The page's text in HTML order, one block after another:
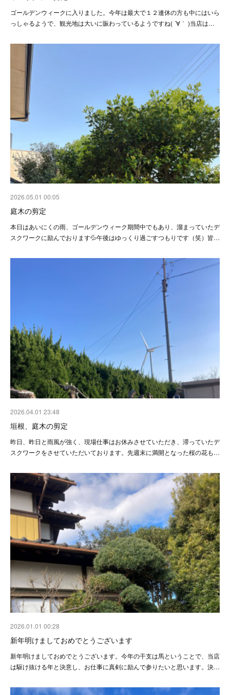
ゴールデンウィークに入りました。今年は最大で１２連休の方も中にはいら
っしゃるようで、観光地は大いに賑わっているようですね( ´∀｀ )当店は…
2026.05.01 00:05
庭木の剪定
本日はあいにくの雨、ゴールデンウィーク期間中でもあり、溜まっていたデ
スクワークに励んでおります💦午後はゆっくり過ごすつもりです（笑）皆…
2026.04.01 23:48
垣根、庭木の剪定
昨日、昨日と雨風が強く、現場仕事はお休みさせていただき、滞っていたデ
スクワークをさせていただいております。先週末に満開となった桜の花も…
2026.01.01 00:28
新年明けましておめでとうございます
新年明けましておめでとうございます。今年の干支は馬ということで、当店
は駆け抜ける年と決意し、お仕事に真剣に励んで参りたいと思います。決…